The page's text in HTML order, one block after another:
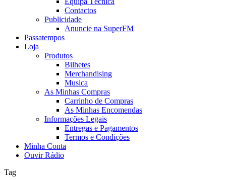
Contactos
Publicidade
Anuncie na SuperFM
Passatempos
Loja
Produtos
Bilhetes
Merchandising
Musica
As Minhas Compras
Carrinho de Compras
As Minhas Encomendas
Informações Legais
Entregas e Pagamentos
Termos e Condições
Minha Conta
Ouvir Rádio
Tag